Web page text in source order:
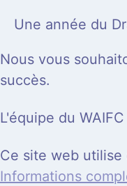
Une année du
Nous vous
succès.
L'équipe du
Ce site web
Informations